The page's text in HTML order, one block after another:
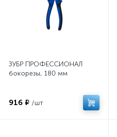
ЗУБР ПРОФЕССИОНАЛ
бокорезы, 180 мм
916 ₽ /шт